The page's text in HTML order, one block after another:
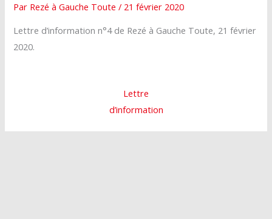
Par Rezé à Gauche Toute/ 21 février 2020
Lettre d’information n°4 de Rezé à Gauche Toute, 21 février
2020.
Lettre
d’information